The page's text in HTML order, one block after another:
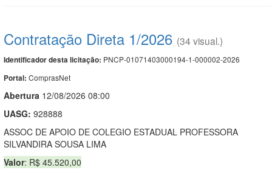
Contratação Direta 1/2026 (34 visual.)
Identificador desta licitação: PNCP-01071403000194-1-000002-2026
Portal: ComprasNet
Abertura 12/08/2026 08:00
UASG: 928888
ASSOC DE APOIO DE COLEGIO ESTADUAL PROFESSORA
SILVANDIRA SOUSA LIMA
Valor: R$ 45.520,00